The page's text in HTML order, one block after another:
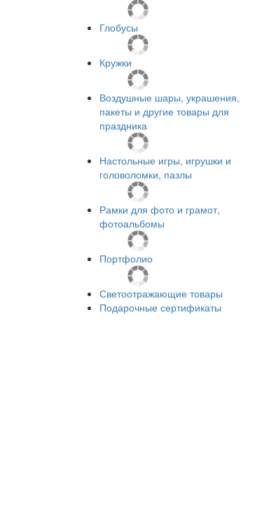
Глобусы
Кружки
Воздушные шары, украшения,
пакеты и другие товары для
праздника
Настольные игры, игрушки и
головоломки, пазлы
Рамки для фото и грамот,
фотоальбомы
Портфолио
Светоотражающие товары
Подарочные сертификаты